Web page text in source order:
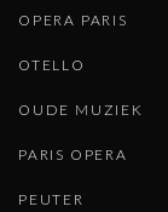
OPERA PARIS
OTELLO
OUDE MUZIEK
PARIS OPERA
PEUTER